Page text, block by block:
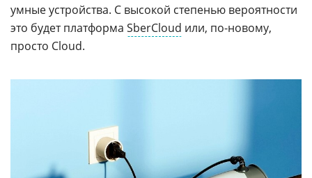
умные устройства. С высокой степенью вероятности
это будет платформа SberCloud или, по-новому,
просто Cloud.